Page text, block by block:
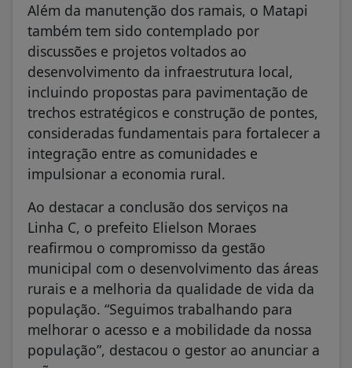
Além da manutenção dos ramais, o Matapi
também tem sido contemplado por
discussões e projetos voltados ao
desenvolvimento da infraestrutura local,
incluindo propostas para pavimentação de
trechos estratégicos e construção de pontes,
consideradas fundamentais para fortalecer a
integração entre as comunidades e
impulsionar a economia rural.
Ao destacar a conclusão dos serviços na
Linha C, o prefeito Elielson Moraes
reafirmou o compromisso da gestão
municipal com o desenvolvimento das áreas
rurais e a melhoria da qualidade de vida da
população. “Seguimos trabalhando para
melhorar o acesso e a mobilidade da nossa
população”, destacou o gestor ao anunciar a